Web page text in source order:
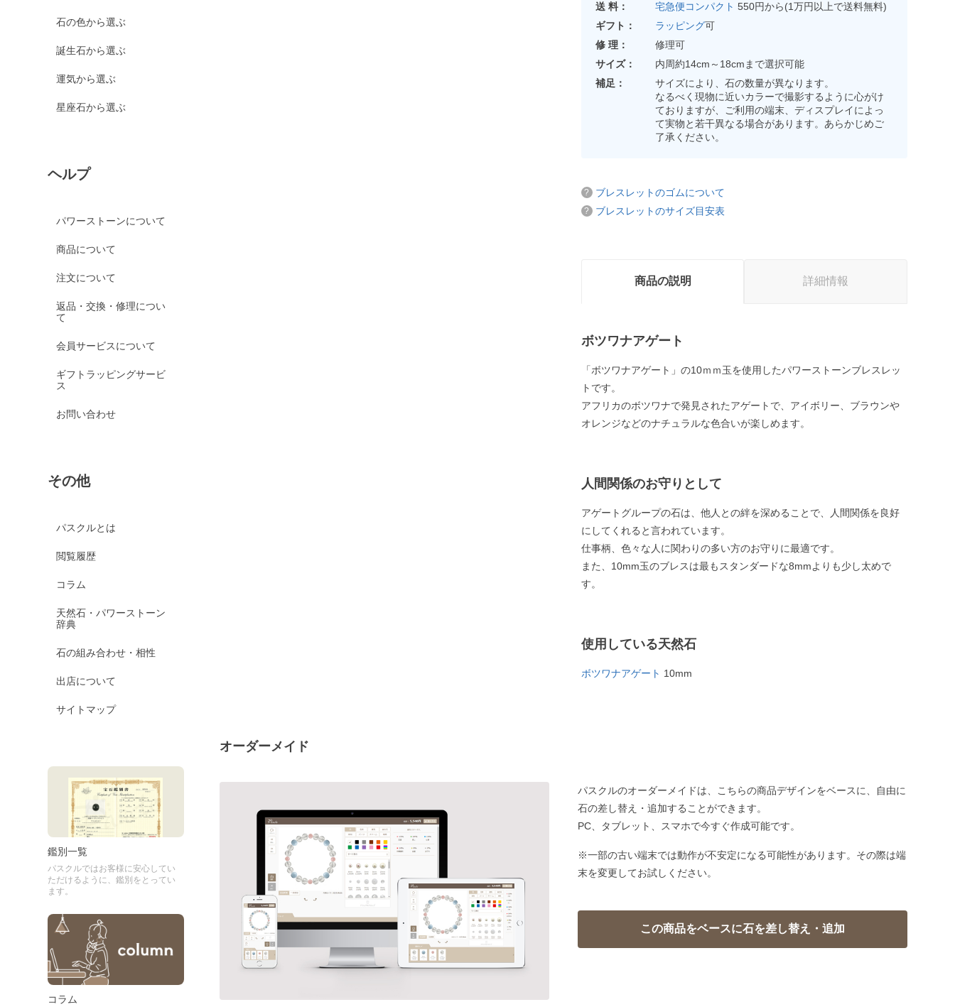
石の色から選ぶ
誕生石から選ぶ
運気から選ぶ
星座石から選ぶ
ヘルプ
パワーストーンについて
商品について
注文について
返品・交換・修理につい
て
会員サービスについて
ギフトラッピングサービ
ス
お問い合わせ
その他
パスクルとは
閲覧履歴
コラム
天然石・パワーストーン
辞典
石の組み合わせ・相性
出店について
サイトマップ
鑑別一覧
パスクルではお客様に安心してい
ただけるように、鑑別をとってい
ます。
コラム
送 料：
宅急便コンパクト 550円から(1万円以上で送料無料)
ギフト：
ラッピング可
修 理：
修理可
サイズ：
内周約14cm～18cmまで選択可能
補足：
サイズにより、石の数量が異なります。
なるべく現物に近いカラーで撮影するように心がけ
ておりますが、ご利用の端末、ディスプレイによっ
て実物と若干異なる場合があります。あらかじめご
了承ください。
ブレスレットのゴムについて
ブレスレットのサイズ目安表
商品の説明 詳細情報
ボツワナアゲート
「ボツワナアゲート」の10ｍｍ玉を使用したパワーストーンブレスレッ
トです。
アフリカのボツワナで発見されたアゲートで、アイボリー、ブラウンや
オレンジなどのナチュラルな色合いが楽しめます。
人間関係のお守りとして
アゲートグループの石は、他人との絆を深めることで、人間関係を良好
にしてくれると言われています。
仕事柄、色々な人に関わりの多い方のお守りに最適です。
また、10mm玉のブレスは最もスタンダードな8mmよりも少し太めで
す。
使用している天然石
ボツワナアゲート 10mm
オーダーメイド
パスクルのオーダーメイドは、こちらの商品デザインをベースに、自由に
石の差し替え・追加することができます。
PC、タブレット、スマホで今すぐ作成可能です。
※一部の古い端末では動作が不安定になる可能性があります。その際は端
末を変更してお試しください。